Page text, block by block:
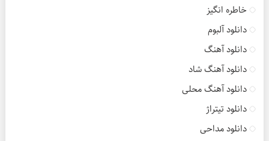
خاطره انگیز
دانلود آلبوم
دانلود آهنگ
دانلود آهنگ شاد
دانلود آهنگ محلی
دانلود تیتراژ
دانلود مداحی